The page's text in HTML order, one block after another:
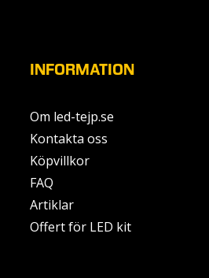
INFORMATION
Om led-tejp.se
Kontakta oss
Köpvillkor
FAQ
Artiklar
Offert för LED kit